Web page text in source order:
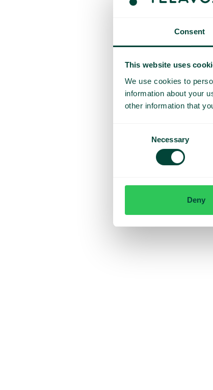
Consent
This website uses
We use cookies to
information about your
other information that
Necessary
Deny